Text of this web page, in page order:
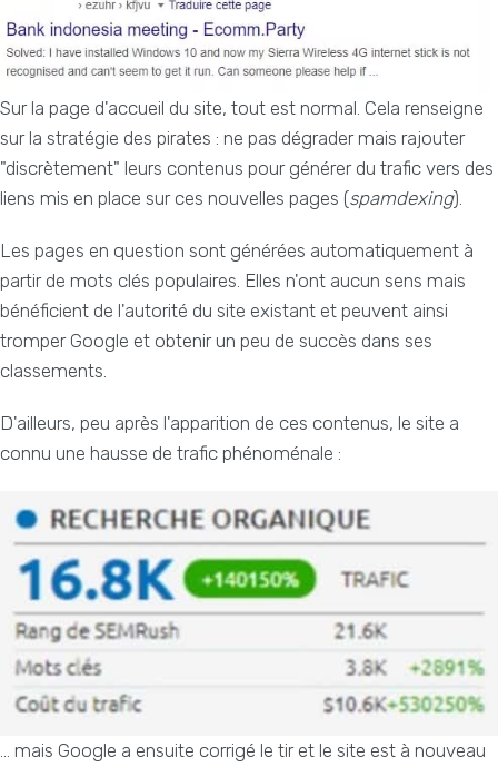
Sur la page d'accueil du site, tout est normal. Cela renseigne
sur la stratégie des pirates : ne pas dégrader mais rajouter
"discrètement" leurs contenus pour générer du trafic vers des
liens mis en place sur ces nouvelles pages (spamdexing).
Les pages en question sont générées automatiquement à
partir de mots clés populaires. Elles n'ont aucun sens mais
bénéficient de l'autorité du site existant et peuvent ainsi
tromper Google et obtenir un peu de succès dans ses
classements.
D'ailleurs, peu après l'apparition de ces contenus, le site a
connu une hausse de trafic phénoménale :
... mais Google a ensuite corrigé le tir et le site est à nouveau